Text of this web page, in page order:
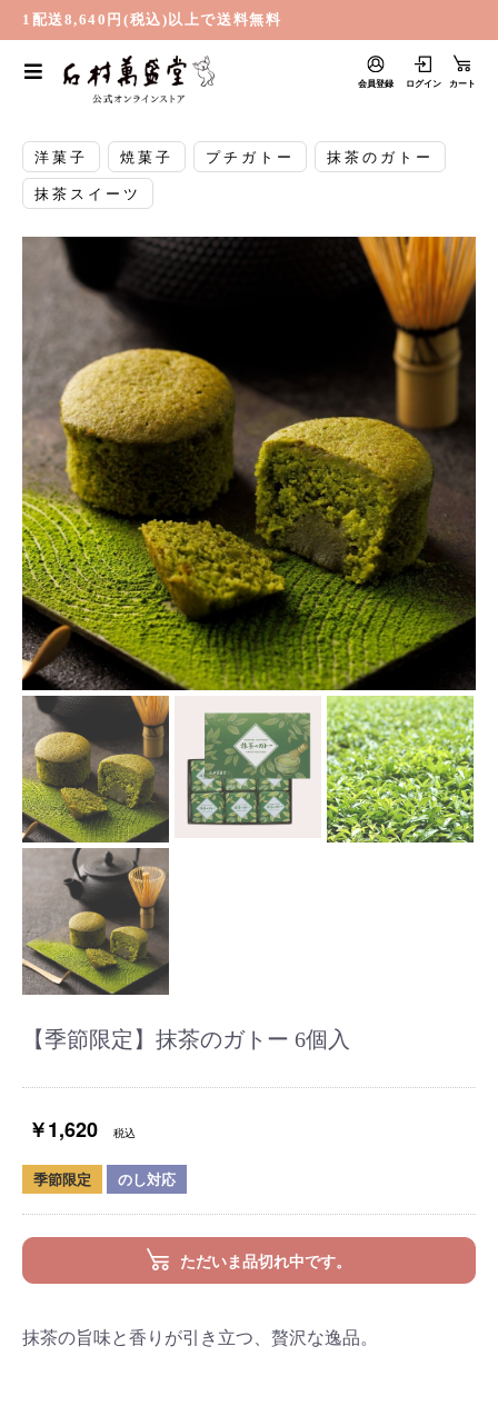
1配送8,640円(税込)以上で送料無料
会員登録 ログイン カート
洋菓子 焼菓子 プチガトー
抹茶のガトー
抹茶スイーツ
【季節限定】抹茶のガトー 6個入
￥1,620 税込
季節限定 のし対応
ただいま品切れ中です。
抹茶の旨味と香りが引き立つ、贅沢な逸品。